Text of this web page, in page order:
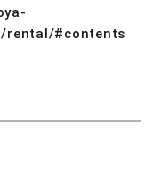
rental/#contents